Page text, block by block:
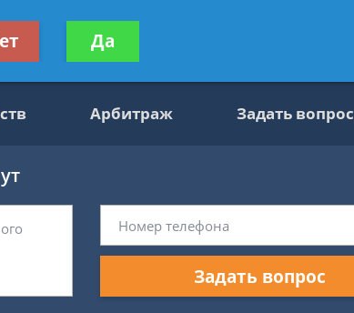
Получите консультацию
бесплатно
Арбитраж Задать вопрос
Задать вопрос
Да